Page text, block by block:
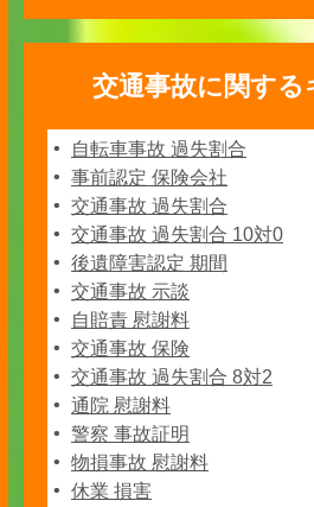
交通事故に関する
自転車事故 過失割合
事前認定 保険会社
交通事故 過失割合
交通事故 過失割合 10対0
後遺障害認定 期間
交通事故 示談
自賠責 慰謝料
交通事故 保険
交通事故 過失割合 8対2
通院 慰謝料
警察 事故証明
物損事故 慰謝料
休業 損害